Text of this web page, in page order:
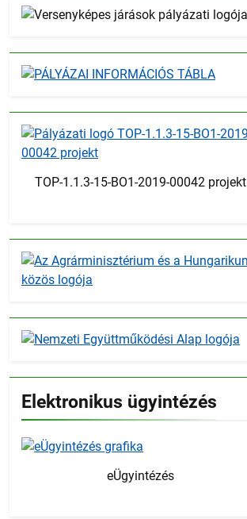
TOP-1.1.3-15-BO1-2019-00042 projekt
Elektronikus ügyintézés
eÜgyintézés